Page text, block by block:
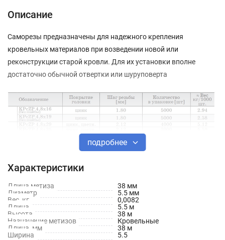
Описание
Саморезы предназначены для надежного крепления
кровельных материалов при возведении новой или
реконструкции старой кровли. Для их установки вполне
достаточно обычной отвертки или шуруповерта
Примерный вес саморезов
подробнее
Характеристики
Длина метиза
38 мм
Диаметр
5.5 мм
Вес, кг
0,0082
Длина
5.5 м
Высота
38 м
Назначение метизов
Кровельные
Длина, мм
38 м
Ширина
5.5